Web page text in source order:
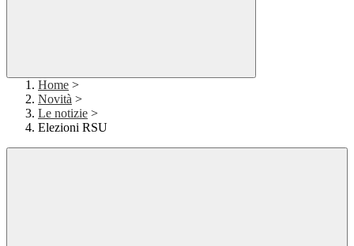
Home >
Novità >
Le notizie >
Elezioni RSU